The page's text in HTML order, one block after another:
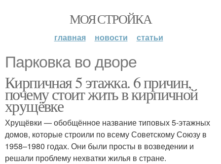
МОЯ СТРОЙКА
главная новости статьи
Парковка во дворе
Кирпичная 5 этажка. 6 причин,
почему стоит жить в кирпичной
хрущёвке
Хрущёвки — обобщённое название типовых 5-этажных
домов, которые строили по всему Советскому Союзу в
1958–1980 годах. Они были просты в возведении и
решали проблему нехватки жилья в стране.